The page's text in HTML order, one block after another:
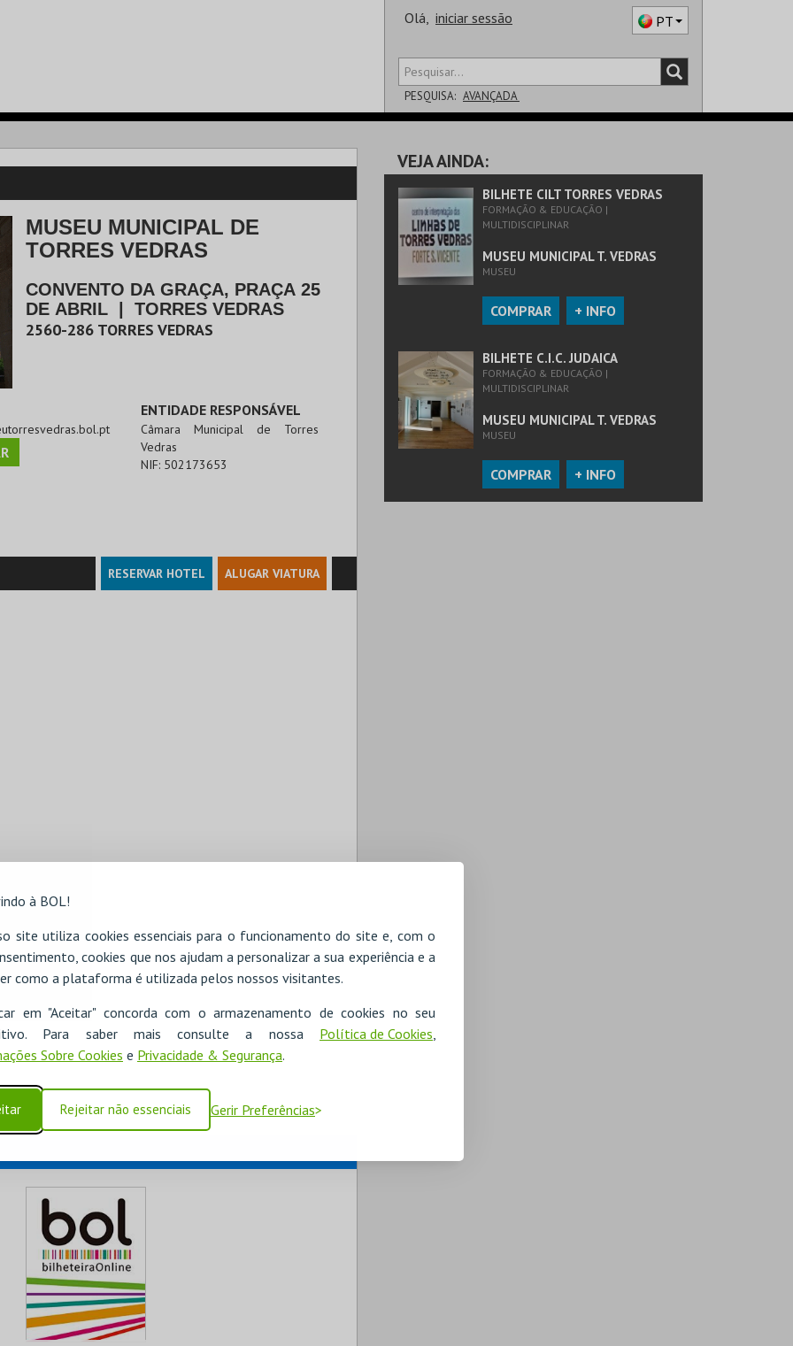
à BOL!
site utiliza cookies essenciais para o funcionamento do site e, com o
cookies que nos ajudam a personalizar a sua experiência e a
como a plataforma é utilizada pelos nossos visitantes.
em "Aceitar" concorda com o armazenamento de cookies no seu
Para saber mais consulte a nossa Política de Cookies
Sobre Cookies e Privacidade & Segurança.
Rejeitar não essenciais Gerir Preferências
Olá, iniciar sessão PT
PESQUISA: AVANÇADA
SALA
MUSEU MUNICIPAL DE
TORRES VEDRAS
CONVENTO DA GRAÇA, PRAÇA 25
DE ABRIL
TORRES VEDRAS
2560-286 TORRES VEDRAS
ENTIDADE RESPONSÁVEL
Câmara Municipal de Torres
Vedras
NIF: 502173653
RESERVAR HOTEL ALUGAR VIATURA
VEJA AINDA:
BILHETE CILT TORRES VEDRAS
FORMAÇÃO & EDUCAÇÃO |
MULTIDISCIPLINAR
MUSEU MUNICIPAL T. VEDRAS
MUSEU
COMPRAR + INFO
BILHETE C.I.C. JUDAICA
FORMAÇÃO & EDUCAÇÃO |
MULTIDISCIPLINAR
MUSEU MUNICIPAL T. VEDRAS
MUSEU
COMPRAR + INFO